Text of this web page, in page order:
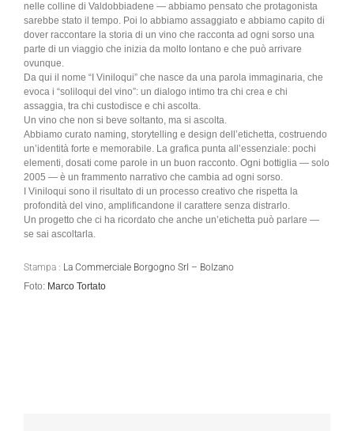
nelle colline di Valdobbiadene — abbiamo pensato che protagonista
sarebbe stato il tempo. Poi lo abbiamo assaggiato e abbiamo capito di
dover raccontare la storia di un vino che racconta ad ogni sorso una
parte di un viaggio che inizia da molto lontano e che può arrivare
ovunque.
Da qui il nome “I Viniloqui” che nasce da una parola immaginaria, che
evoca i “soliloqui del vino”: un dialogo intimo tra chi crea e chi
assaggia, tra chi custodisce e chi ascolta.
Un vino che non si beve soltanto, ma si ascolta.
Abbiamo curato naming, storytelling e design dell’etichetta, costruendo
un’identità forte e memorabile. La grafica punta all’essenziale: pochi
elementi, dosati come parole in un buon racconto. Ogni bottiglia — solo
2005 — è un frammento narrativo che cambia ad ogni sorso.
I Viniloqui sono il risultato di un processo creativo che rispetta la
profondità del vino, amplificandone il carattere senza distrarlo.
Un progetto che ci ha ricordato che anche un’etichetta può parlare —
se sai ascoltarla.
Stampa : La Commerciale Borgogno Srl – Bolzano
Foto: Marco Tortato